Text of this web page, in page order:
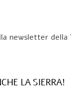
newsletter della
LA SIERRA!